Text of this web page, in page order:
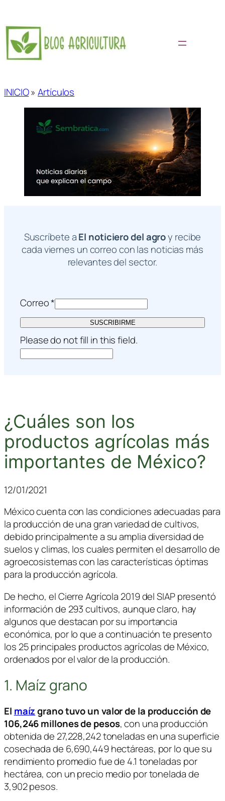
Saltar
al
contenido
INICIO» Artículos
Suscríbete aEl noticiero del agroy recibe
cada viernes un correo con las noticias más
relevantes del sector.
Correo*
SUSCRIBIRME
Please do not fill in this field.
¿Cuáles son los
productos agrícolas más
importantes de México?
12/01/2021
México cuenta con las condiciones adecuadas para
la producción de una gran variedad de cultivos,
debido principalmente a su amplia diversidad de
suelos y climas, los cuales permiten el desarrollo de
agroecosistemas con las características óptimas
para la producción agrícola.
De hecho, el Cierre Agrícola 2019 del SIAP presentó
información de 293 cultivos, aunque claro, hay
algunos que destacan por su importancia
económica, por lo que a continuación te presento
los 25 principales productos agrícolas de México,
ordenados por el valor de la producción.
1. Maíz grano
El maízgrano tuvo un valor de la producción de
106,246 millones de pesos, con una producción
obtenida de 27,228,242 toneladas en una superficie
cosechada de 6,690,449 hectáreas, por lo que su
rendimiento promedio fue de 4.1 toneladas por
hectárea, con un precio medio por tonelada de
3,902 pesos.